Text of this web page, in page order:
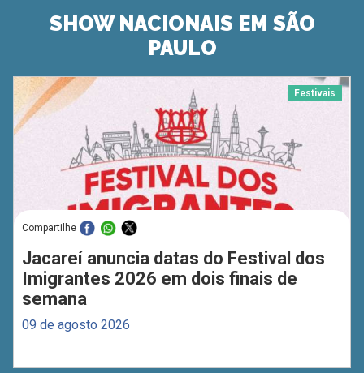
SHOW NACIONAIS EM SÃO
PAULO
Festivais
Compartilhe
Jacareí anuncia datas do Festival dos
Imigrantes 2026 em dois finais de
semana
09 de agosto 2026